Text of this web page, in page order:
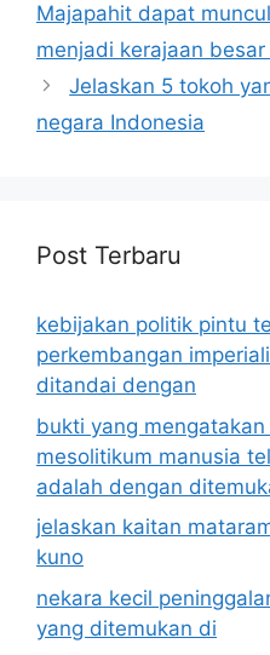
Majapahit dapat
menjadi kerajaan
Jelaskan 5 tokoh
negara Indonesia
Post Terbaru
kebijakan politik pintu
perkembangan
ditandai dengan
bukti yang
mesolitikum manusia
adalah dengan
jelaskan kaitan
kuno
nekara kecil
yang ditemukan di